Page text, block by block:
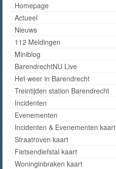
Homepage
Actueel
Nieuws
112 Meldingen
Miniblog
BarendrechtNU Live
Het weer in Barendrecht
Treintijden station Barendrecht
Incidenten
Evenementen
Incidenten & Evenementen kaart
Straatroven kaart
Fietsendiefstal kaart
Woninginbraken kaart